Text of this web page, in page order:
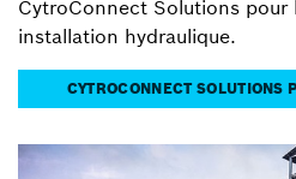
CytroConnect Solutions pour
installation hydraulique.
CYTROCONNECT SOLUTIONS